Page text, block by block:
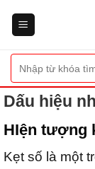
kiếm:
Dấu hiệu
HIện tượng
Kẹt số là một